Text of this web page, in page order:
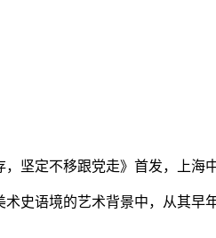
坚定不移跟党走》首发，上
史语境的艺术背景中，从其